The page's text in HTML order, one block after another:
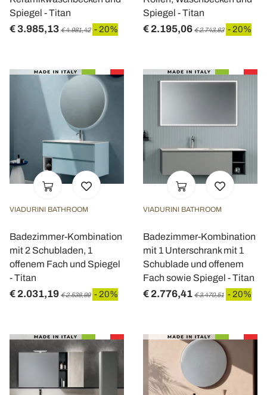
Spiegel - Titan
€ 3.985,13 € 4.981,42 - 20%
Spiegel - Titan
€ 2.195,06 € 2.743,83 - 20%
VIADURINI BATHROOM
Badezimmer-Kombination
mit 2 Schubladen, 1
offenem Fach und Spiegel
- Titan
€ 2.031,19 € 2.538,99 - 20%
VIADURINI BATHROOM
Badezimmer-Kombination
mit 1 Unterschrank mit 1
Schublade und offenem
Fach sowie Spiegel - Titan
€ 2.776,41 € 3.470,51 - 20%